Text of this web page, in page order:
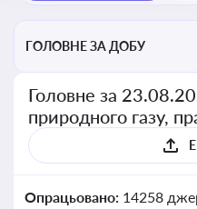
ГОЛОВНЕ ЗА ДОБУ
Головне за
природного газу,
Опрацьовано: 14258